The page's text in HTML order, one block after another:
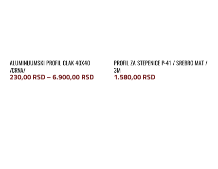
ALUMINIJUMSKI PROFIL CLAK 40X40
/CRNA/
230,00RSD–6.900,00RSDRaspon
PROFIL ZA STEPENICE P-41 / SREBRO MAT /
3M
1.580,00RSD